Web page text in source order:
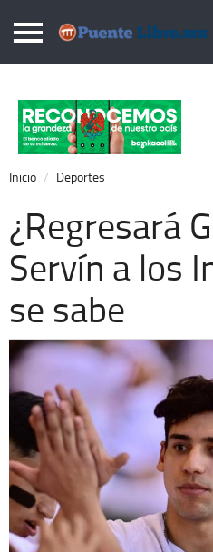
Puentelibre.mx
Local
Nacional
Opinión
Cronos
Economía
Extra +
Inicio Deportes
¿Regresará
Servín a los
se sabe